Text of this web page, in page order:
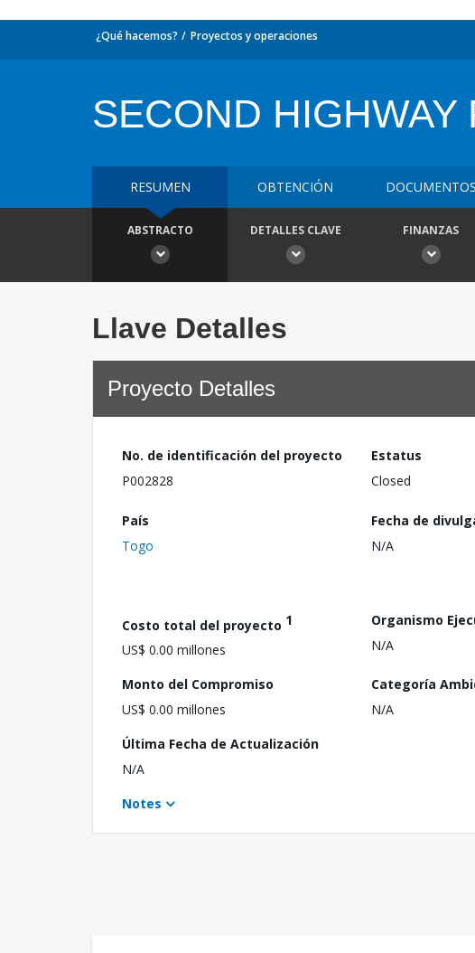
¿Qué hacemos? Proyectos y operaciones
SECOND HIGHWAY
RESUMEN OBTENCIÓN DOCUMENTOS
ABSTRACTO DETALLES CLAVE FINANZAS
Llave Detalles
Proyecto Detalles
No. de identificación del proyecto
P002828
Estatus
Closed
País
Togo
Fecha de
N/A
Costo total del proyecto 1
US$ 0.00 millones
Organismo
N/A
Monto del Compromiso
US$ 0.00 millones
Categoría
N/A
Última Fecha de Actualización
N/A
Notes